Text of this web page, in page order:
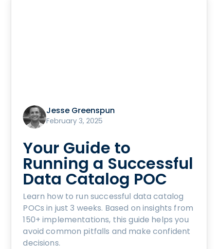
Jesse Greenspun
February 3, 2025
Your Guide to
Running a Successful
Data Catalog POC
Learn how to run successful data catalog
POCs in just 3 weeks. Based on insights from
150+ implementations, this guide helps you
avoid common pitfalls and make confident
decisions.